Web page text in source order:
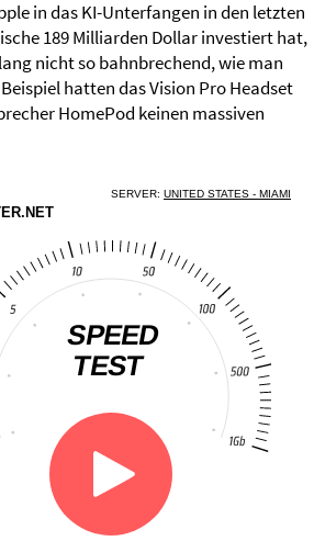
in das KI-Unterfangen in den letzten
189 Milliarden Dollar investiert hat,
nicht so bahnbrechend, wie man
hatten das Vision Pro Headset
HomePod keinen massiven